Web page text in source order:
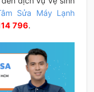
Sửa Máy Lạnh
796.